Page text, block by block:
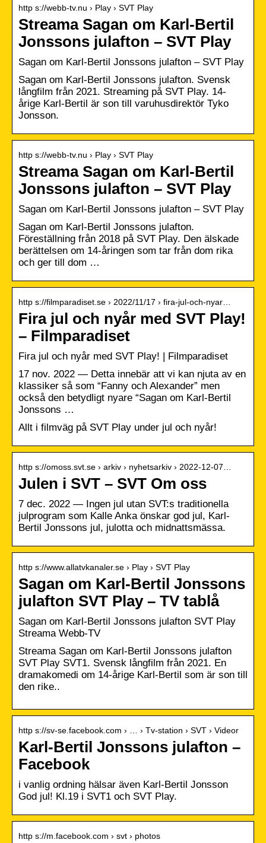
http s://webb-tv.nu › Play › SVT Play
Streama Sagan om Karl-Bertil
Jonssons julafton – SVT Play
Sagan om Karl-Bertil Jonssons julafton – SVT Play
Sagan om Karl-Bertil Jonssons julafton. Svensk
långfilm från 2021. Streaming på SVT Play. 14-
årige Karl-Bertil är son till varuhusdirektör Tyko
Jonsson.
http s://webb-tv.nu › Play › SVT Play
Streama Sagan om Karl-Bertil
Jonssons julafton – SVT Play
Sagan om Karl-Bertil Jonssons julafton – SVT Play
Sagan om Karl-Bertil Jonssons julafton.
Föreställning från 2018 på SVT Play. Den älskade
berättelsen om 14-åringen som tar från dom rika
och ger till dom …
http s://filmparadiset.se › 2022/11/17 › fira-jul-och-nyar…
Fira jul och nyår med SVT Play!
– Filmparadiset
Fira jul och nyår med SVT Play! | Filmparadiset
17 nov. 2022 — Detta innebär att vi kan njuta av en
klassiker så som “Fanny och Alexander” men
också den betydligt nyare “Sagan om Karl-Bertil
Jonssons …
Allt i filmväg på SVT Play under jul och nyår!
http s://omoss.svt.se › arkiv › nyhetsarkiv › 2022-12-07…
Julen i SVT – SVT Om oss
7 dec. 2022 — Ingen jul utan SVT:s traditionella
julprogram som Kalle Anka önskar god jul, Karl-
Bertil Jonssons jul, julotta och midnattsmässa.
http s://www.allatvkanaler.se › Play › SVT Play
Sagan om Karl-Bertil Jonssons
julafton SVT Play – TV tablå
Sagan om Karl-Bertil Jonssons julafton SVT Play
Streama Webb-TV
Streama Sagan om Karl-Bertil Jonssons julafton
SVT Play SVT1. Svensk långfilm från 2021. En
dramakomedi om 14-årige Karl-Bertil som är son till
den rike..
http s://sv-se.facebook.com › … › Tv-station › SVT › Videor
Karl-Bertil Jonssons julafton –
Facebook
i vanlig ordning hälsar även Karl-Bertil Jonsson
God jul! Kl.19 i SVT1 och SVT Play.
http s://m.facebook.com › svt › photos